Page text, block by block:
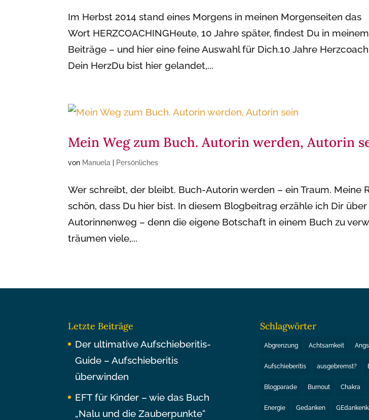
Im Herbst 2014 stand eines Morgens in meinen Morgenseiten das
Wort HERZCOACHINGHeute, 10 Jahre später, findest Du in
Beiträge – und hier eine feine Auswahl für Dich.10 Jahre
Dein HerzDu bist hier gelandet,...
Mein Weg zum Buch. Autorin werden, Autorin
von Manuela Persönliches
Wer schreibt, der bleibt. Buch-Autorin werden – ein Traum. Meine
schön, dass Du hier bist. In diesem Blogbeitrag erzähle ich Dir
Autorinnenweg – denn die eigene Botschaft in einem Buch zu
träumen viele,...
Letzte Beiträge
Der ultimative Aufschieberitis-
Guide – Aufschieberitis
überwinden
EFT für Kinder – wie das Buch
„Nalu und die Zauberpunkte“
Schlagwörter
Abgrenzung Achtsamkeit
Aufschieberitis ausgebremst?
Blogparade Burnout Chakra
Energie Gedanken